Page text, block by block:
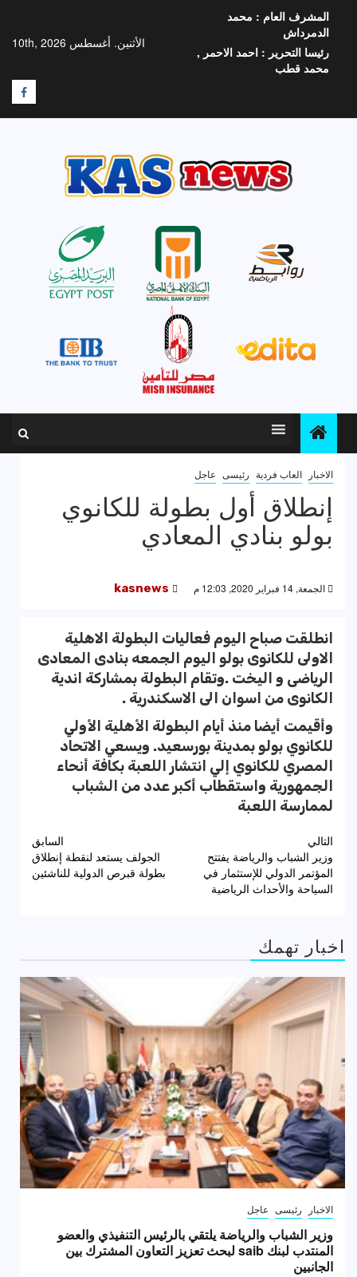
المحتوى
الأثنين. أغسطس 10th, 2026
المشرف العام : محمد
الدمرداش
رئيسا التحرير : احمد الاحمر ,
محمد قطب
F
الاخبار العاب فردية رئيسى عاجل
إنطلاق أول بطولة للكانوي
بولو بنادي المعادي
الجمعة, 14 فبراير 2020, 12:03 م kasnews
انطلقت صباح اليوم فعاليات البطولة الاهلية
الاولى للكانوى بولو اليوم الجمعه بنادى المعادى
الرياضى و اليخت .وتقام البطولة بمشاركة اندية
الكانوى من اسوان الى الاسكندرية .
وأقيمت أيضا منذ أيام البطولة الأهلية الأولي
للكانوي بولو بمدينة بورسعيد. ويسعي الاتحاد
المصري للكانوي إلي انتشار اللعبة بكافة أنحاء
الجمهورية واستقطاب أكبر عدد من الشباب
لممارسة اللعبة
تصفّح
المقالات
السابق
الجولف يستعد لنقطة إنطلاق
بطولة قبرص الدولية للناشئين
التالي
وزير الشباب والرياضة يفتتح
المؤتمر الدولي للإستثمار في
السياحة والأحداث الرياضية
اخبار تهمك
الاخبار رئيسى عاجل
وزير الشباب والرياضة يلتقي بالرئيس التنفيذي والعضو
المنتدب لبنك saib لبحث تعزيز التعاون المشترك بين
الجانبين